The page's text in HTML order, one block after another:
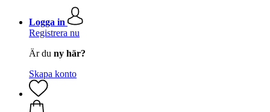
Logga in
Registrera nu
Är du ny här?
Skapa konto